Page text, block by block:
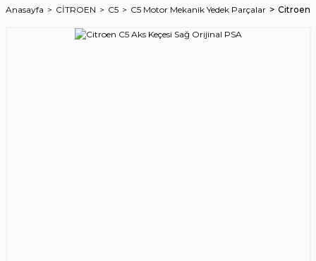
Anasayfa CİTROEN C5 C5 Motor Mekanik Yedek Parçalar Citroen